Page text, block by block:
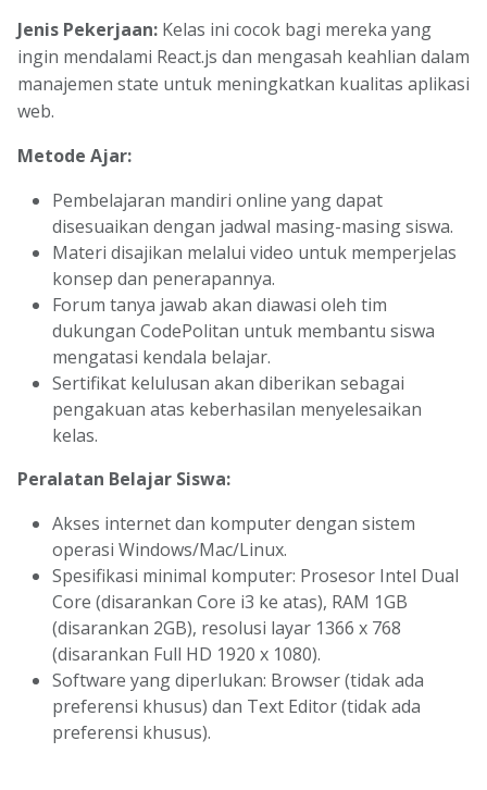
Jenis Pekerjaan: Kelas ini cocok bagi mereka yang
ingin mendalami React.js dan mengasah keahlian dalam
manajemen state untuk meningkatkan kualitas aplikasi
web.
Metode Ajar:
Pembelajaran mandiri online yang dapat
disesuaikan dengan jadwal masing-masing siswa.
Materi disajikan melalui video untuk memperjelas
konsep dan penerapannya.
Forum tanya jawab akan diawasi oleh tim
dukungan CodePolitan untuk membantu siswa
mengatasi kendala belajar.
Sertifikat kelulusan akan diberikan sebagai
pengakuan atas keberhasilan menyelesaikan
kelas.
Peralatan Belajar Siswa:
Akses internet dan komputer dengan sistem
operasi Windows/Mac/Linux.
Spesifikasi minimal komputer: Prosesor Intel Dual
Core (disarankan Core i3 ke atas), RAM 1GB
(disarankan 2GB), resolusi layar 1366 x 768
(disarankan Full HD 1920 x 1080).
Software yang diperlukan: Browser (tidak ada
preferensi khusus) dan Text Editor (tidak ada
preferensi khusus).